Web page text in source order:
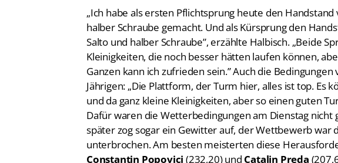
„Ich habe als ersten Pflichtsprung heute den
halber Schraube gemacht. Und als Kürsprung den
Salto und halber Schraube”, erzählte Halbisch. „Beide
Kleinigkeiten, die noch besser hätten laufen können,
Ganzen kann ich zufrieden sein.” Auch die
Jährigen: „Die Plattform, der Turm hier, alles ist top. Es
und da ganz kleine Kleinigkeiten, aber so einen guten
Dafür waren die Wetterbedingungen am Dienstag nicht
später zog sogar ein Gewitter auf, der Wettbewerb war
unterbrochen. Am besten meisterten diese
Constantin Popovici (232,20) und Catalin Preda